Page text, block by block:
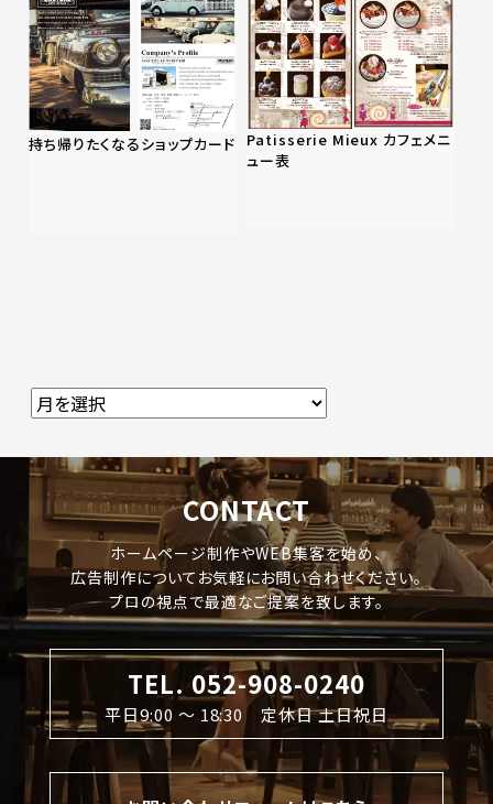
持ち帰りたくなるショップカード
Patisserie Mieux カフェメニ
ュー表
CONTACT
ホームページ制作やWEB集客を始め、
広告制作についてお気軽にお問い合わせください。
プロの視点で最適なご提案を致します。
TEL. 052-908-0240
平日9:00 〜 18:30 定休日 土日祝日